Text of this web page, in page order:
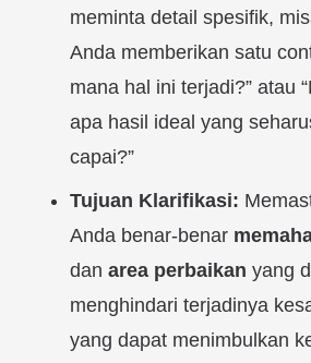
meminta detail spesifik,
Anda memberikan satu
mana hal ini terjadi?” atau
apa hasil ideal yang
capai?”
Tujuan Klarifikasi:
Anda benar-benar
dan area perbaikan yang
menghindari terjadinya
yang dapat menimbulkan